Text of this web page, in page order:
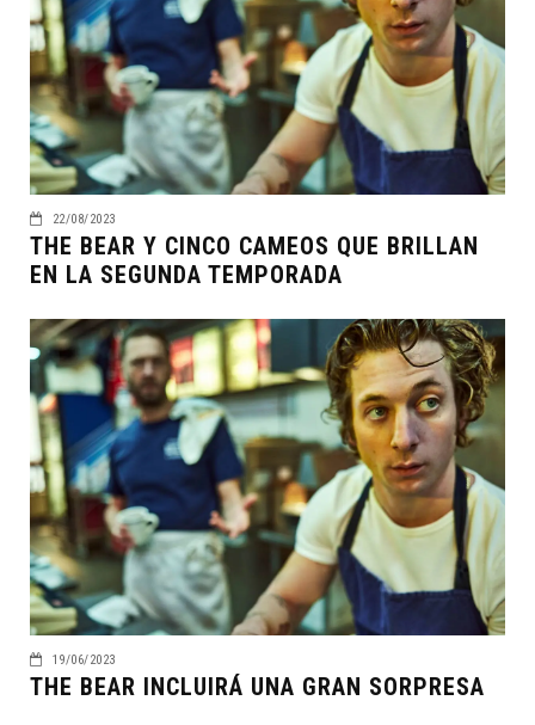
22/08/2023
THE BEAR Y CINCO CAMEOS QUE BRILLAN
EN LA SEGUNDA TEMPORADA
19/06/2023
THE BEAR INCLUIRÁ UNA GRAN SORPRESA